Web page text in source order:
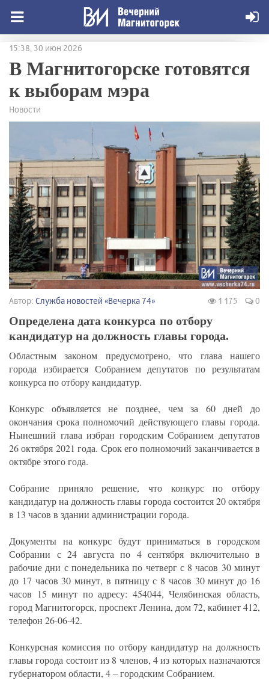
15:38, 30 июн 2026
В Магнитогорске готовятся
к выборам мэра
Новости
Автор: Служба новостей «Вечерка 74» 1 175 0
Определена дата конкурса по отбору
кандидатур на должность главы города.
Областным законом предусмотрено, что глава нашего
города избирается Собранием депутатов по результатам
конкурса по отбору кандидатур.
Конкурс объявляется не позднее, чем за 60 дней до
окончания срока полномочий действующего главы города.
Нынешний глава избран городским Собранием депутатов
26 октября 2021 года. Срок его полномочий заканчивается в
октябре этого года.
Собрание приняло решение, что конкурс по отбору
кандидатур на должность главы города состоится 20 октября
в 13 часов в здании администрации города.
Документы на конкурс будут приниматься в городском
Собрании с 24 августа по 4 сентября включительно в
рабочие дни с понедельника по четверг с 8 часов 30 минут
до 17 часов 30 минут, в пятницу с 8 часов 30 минут до 16
часов 15 минут по адресу: 454044, Челябинская область,
город Магнитогорск, проспект Ленина, дом 72, кабинет 412,
телефон 26-06-42.
Конкурсная комиссия по отбору кандидатур на должность
главы города состоит из 8 членов, 4 из которых назначаются
губернатором области, 4 – городским Собранием.